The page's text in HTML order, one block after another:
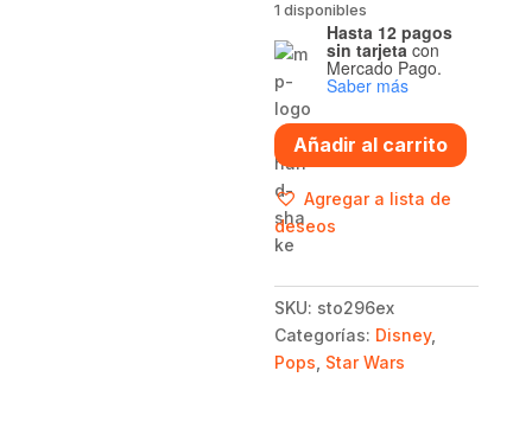
1 disponibles
Hasta 12 pagos
sin tarjeta con
Mercado Pago.
Saber más
Funko
pop
Stormtrooper
296
-
Wars
cantidad
Añadir al carrito
Agregar a lista de
deseos
SKU: sto296ex
Categorías: Disney,
Pops Star Wars